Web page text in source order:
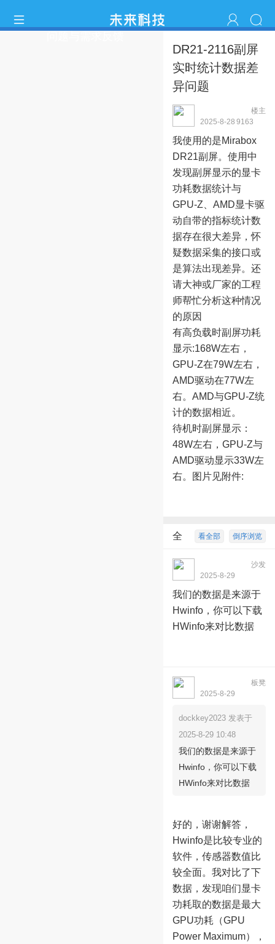
DR21-2116副屏
实时统计数据差
异问题
楼主
StephenZhang
9163
2025-8-28
我使用的是Mirabox
DR21副屏。使用中
发现副屏显示的显卡
功耗数据统计与
GPU-Z、AMD显卡驱
动自带的指标统计数
据存在很大差异，怀
疑数据采集的接口或
是算法出现差异。还
请大神或厂家的工程
师帮忙分析这种情况
的原因
有高负载时副屏功耗
显示:168W左右，
GPU-Z在79W左右，
AMD驱动在77W左
右。AMD与GPU-Z统
计的数据相近。
待机时副屏显示：
48W左右，GPU-Z与
AMD驱动显示33W左
右。图片见附件:
倒序浏览
看全部
全
部回复 沙发
dockkey2023
2025-8-29
我们的数据是来源于
Hwinfo，你可以下载
HWinfo来对比数据
板凳
StephenZhang
2025-8-29
dockkey2023 发表于
2025-8-29 10:48
我们的数据是来源于
Hwinfo，你可以下载
HWinfo来对比数据
好的，谢谢解答，
Hwinfo是比较专业的
软件，传感器数值比
较全面。我对比了下
数据，发现咱们显卡
功耗取的数据是最大
GPU功耗（GPU
Power Maximum），